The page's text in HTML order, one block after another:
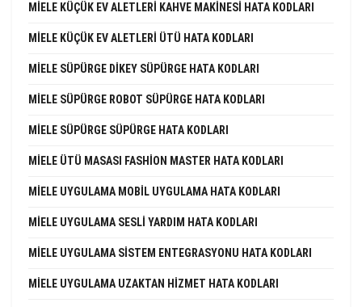
MIELE KÜÇÜK EV ALETLERI KAHVE MAKINESI HATA KODLARI
MIELE KÜÇÜK EV ALETLERI ÜTÜ HATA KODLARI
MIELE SÜPÜRGE DIKEY SÜPÜRGE HATA KODLARI
MIELE SÜPÜRGE ROBOT SÜPÜRGE HATA KODLARI
MIELE SÜPÜRGE SÜPÜRGE HATA KODLARI
MIELE ÜTÜ MASASI FASHION MASTER HATA KODLARI
MIELE UYGULAMA MOBIL UYGULAMA HATA KODLARI
MIELE UYGULAMA SESLI YARDIM HATA KODLARI
MIELE UYGULAMA SISTEM ENTEGRASYONU HATA KODLARI
MIELE UYGULAMA UZAKTAN HIZMET HATA KODLARI